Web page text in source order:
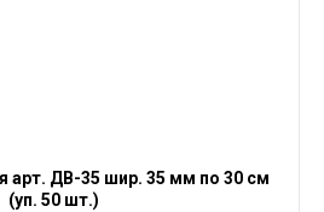
арт. ДВ-35 шир. 35 мм по 30 см
(уп. 50 шт.)